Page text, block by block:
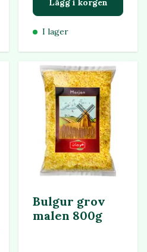
Lägg i korgen
I lager
Bulgur grov
malen 800g